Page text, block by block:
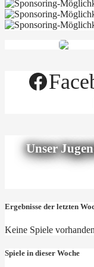
Unser
Ergebnisse der letzten
Keine Spiele vorhanden
Spiele in dieser Woche